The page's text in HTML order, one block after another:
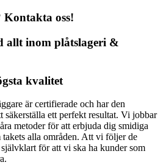
Kontakta oss!
allt inom plåtslageri &
kvalitet
är certifierade och har den
ett perfekt resultat. Vi jobbar
metoder för att erbjuda dig smidiga
alla områden. Att vi följer de
för att vi ska ha kunder som